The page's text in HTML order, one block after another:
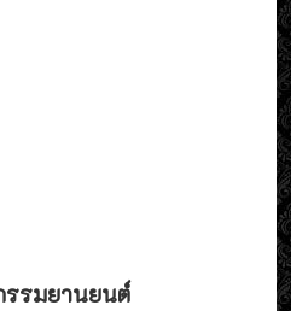
รรมยานยนต์